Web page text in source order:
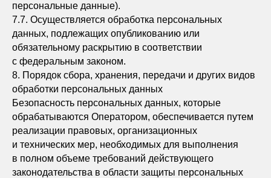
персональные данные).
7.7. Осуществляется обработка персональных
данных, подлежащих опубликованию или
обязательному раскрытию в соответствии
с федеральным законом.
8. Порядок сбора, хранения, передачи и других видов
обработки персональных данных
Безопасность персональных данных, которые
обрабатываются Оператором, обеспечивается путем
реализации правовых, организационных
и технических мер, необходимых для выполнения
в полном объеме требований действующего
законодательства в области защиты персональных
8 914 071 2122
Sms Project
© Все права защищены